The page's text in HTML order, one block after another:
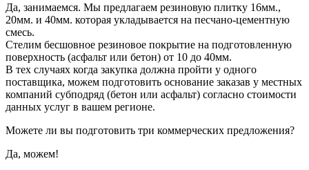
Да, занимаемся. Мы предлагаем резиновую плитку 16мм.,
20мм. и 40мм. которая укладывается на песчано-цементную
смесь.
Стелим бесшовное резиновое покрытие на подготовленную
поверхность (асфальт или бетон) от 10 до 40мм.
В тех случаях когда закупка должна пройти у одного
поставщика, можем подготовить основание заказав у местных
компаний субподряд (бетон или асфальт) согласно стоимости
данных услуг в вашем регионе.
Можете ли вы подготовить три коммерческих предложения?
Да, можем!